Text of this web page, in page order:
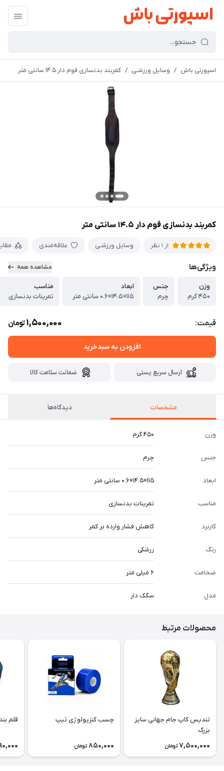
اسپورتی باش / وسایل ورزشـی / کمربند بدنسازی فوم دار ۱۴.۵ سانتی متر
کمربند بدنسازی فوم دار ۱۴.۵ سانتی متر
از 1 نظر وسایل ورزشـی علاقه‌مندی
ویژگی‌ها مشاهده همه
وزن
۴۵۰ گرم
جنس
چرم
ابعاد
۱۱۵×۱۴.۵×۰.۶ سانتی متر
مناسب
تمرینات بدنسازی
قیمت: 1,500,000تومان
افزودن به سبدخرید
ارسال سریع پستی ضمانت سلامت کالا
مشخصات دیدگاه‌ها
وزن ۴۵۰ گرم
جنس چرم
ابعاد ۱۱۵×۱۴.۵×۰.۶ سانتی متر
مناسب تمرینات بدنسازی
کاربرد کاهش فشار وارده بر کمر
رنگ زرشکی
ضخامت ۶ میلی متر
مدل سگک دار
محصولات مرتبط
تندیس کاپ جام جهانی سایز
بزرگ
7,500,000 تومان
چسب کنزیولوژی تیپ
850,000 تومان
قلم